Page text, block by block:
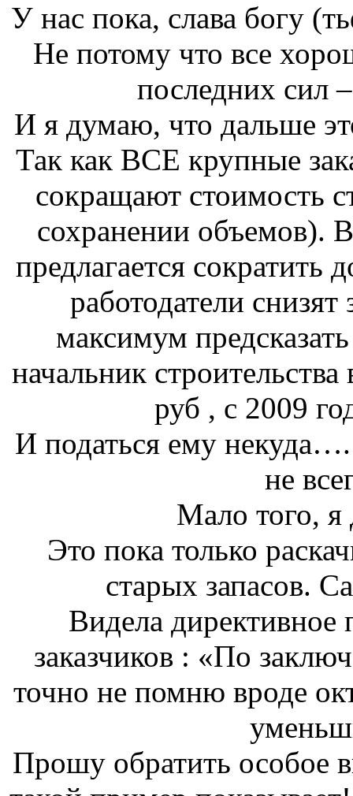
У нас пока, слава богу
Не потому что все
последних сил
И я думаю, что дальше
Так как ВСЕ крупные
сокращают стоимость
сохранении объемов).
предлагается сократить
работодатели
максимум
начальник
руб , с 2009
И податься ему
не
Мало того,
Это пока только
старых запасов.
Видела
заказчиков : «По
точно не помню вроде
Прошу обратить особое